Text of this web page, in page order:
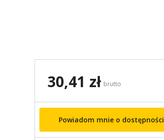
30,41 zł brutto
Powiadom mnie o dostępności